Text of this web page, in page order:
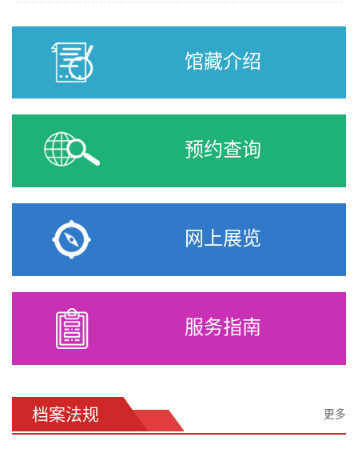
馆藏介绍
预约查询
网上展览
服务指南
档案法规 更多